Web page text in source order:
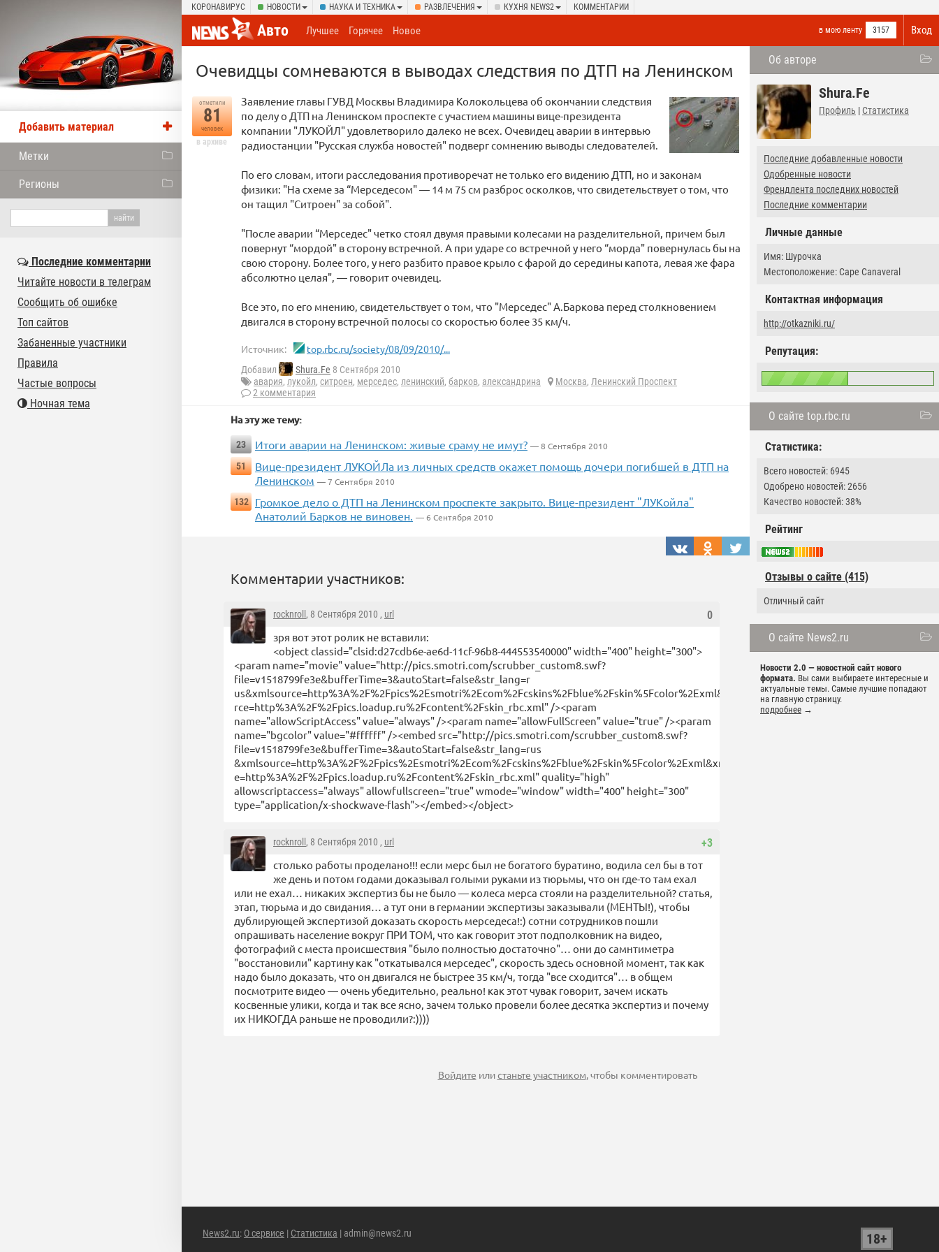
КОРОНАВИРУС НОВОСТИ НАУКА И ТЕХНИКА РАЗВЛЕЧЕНИЯ КУХНЯ NEWS2 КОММЕНТАРИИ
Вход
Авто в мою ленту 3157
Лучшее Горячее Новое
Об авторе
Shura.Fe
Профиль | Статистика
Последние добавленные новости
Одобренные новости
Френдлента последних новостей
Последние комментарии
Личные данные
Имя: Шурочка
Местоположение: Cape Canaveral
Контактная информация
http://otkazniki.ru/
Репутация:
О сайте top.rbc.ru
Статистика:
Всего новостей: 6945
Одобрено новостей: 2656
Качество новостей: 38%
Рейтинг
Отзывы о сайте (415)
Отличный сайт
О сайте News2.ru
Новости 2.0 — новостной сайт нового
формата. Вы сами выбираете интересные и
актуальные темы. Самые лучшие попадают
на главную страницу.
подробнее →
Очевидцы сомневаются в выводах следствия по ДТП на Ленинском
отметили
81
человек
в архиве
Заявление главы ГУВД Москвы Владимира Колокольцева об окончании следствия
по делу о ДТП на Ленинском проспекте с участием машины вице-президента
компании "ЛУКОЙЛ" удовлетворило далеко не всех. Очевидец аварии в интервью
радиостанции "Русская служба новостей" подверг сомнению выводы следователей.
По его словам, итоги расследования противоречат не только его видению ДТП, но и законам
физики: "На схеме за “Мерседесом" — 14 м 75 см разброс осколков, что свидетельствует о том, что
он тащил "Ситроен" за собой".
"После аварии “Мерседес" четко стоял двумя правыми колесами на разделительной, причем был
повернут “мордой" в сторону встречной. А при ударе со встречной у него “морда" повернулась бы на
свою сторону. Более того, у него разбито правое крыло с фарой до середины капота, левая же фара
абсолютно целая", — говорит очевидец.
Все это, по его мнению, свидетельствует о том, что "Мерседес" А.Баркова перед столкновением
двигался в сторону встречной полосы со скоростью более 35 км/ч.
Источник: top.rbc.ru/society/08/09/2010/...
Добавил Shura.Fe 8 Сентября 2010
авария, лукойл, ситроен, мерседес, ленинский, барков, александрина Москва, Ленинский Проспект
2 комментария
На эту же тему:
23 Итоги аварии на Ленинском: живые сраму не имут? — 8 Сентября 2010
51
Вице-президент ЛУКОЙЛа из личных средств окажет помощь дочери погибшей в ДТП на
Ленинском — 7 Сентября 2010
132
Громкое дело о ДТП на Ленинском проспекте закрыто. Вице-президент "ЛУКойла"
Анатолий Барков не виновен. — 6 Сентября 2010
Комментарии участников:
0
rocknroll , 8 Сентября 2010 , url
зря вот этот ролик не вставили:
<object classid="clsid:d27cdb6e-ae6d-11cf-96b8-444553540000" width="400" height="300">
<param name="movie" value="http://pics.smotri.com/scrubber_custom8.swf?
file=v1518799fe3e&bufferTime=3&autoStart=false&str_lang=r
us&xmlsource=http%3A%2F%2Fpics%2Esmotri%2Ecom%2Fcskins%2Fblue%2Fskin%5Fcolor%2Exml&xmldatasou
rce=http%3A%2F%2Fpics.loadup.ru%2Fcontent%2Fskin_rbc.xml" /><param
name="allowScriptAccess" value="always" /><param name="allowFullScreen" value="true" /><param
name="bgcolor" value="#ffffff" /><embed src="http://pics.smotri.com/scrubber_custom8.swf?
file=v1518799fe3e&bufferTime=3&autoStart=false&str_lang=rus
&xmlsource=http%3A%2F%2Fpics%2Esmotri%2Ecom%2Fcskins%2Fblue%2Fskin%5Fcolor%2Exml&xmldatasourc
e=http%3A%2F%2Fpics.loadup.ru%2Fcontent%2Fskin_rbc.xml" quality="high"
allowscriptaccess="always" allowfullscreen="true" wmode="window" width="400" height="300"
type="application/x-shockwave-flash"></embed></object>
+3
rocknroll , 8 Сентября 2010 , url
столько работы проделано!!! если мерс был не богатого буратино, водила сел бы в тот
же день и потом годами доказывал голыми руками из тюрьмы, что он где-то там ехал
или не ехал… никаких экспертиз бы не было — колеса мерса стояли на разделительной? статья,
этап, тюрьма и до свидания… а тут они в германии экспертизы заказывали (МЕНТЫ!), чтобы
дублирующей экспертизой доказать скорость мерседеса!:) сотни сотрудников пошли
опрашивать население вокруг ПРИ ТОМ, что как говорит этот подполковник на видео,
фотографий с места происшествия "было полностью достаточно"… они до самнтиметра
"восстановили" картину как "откатывался мерседес", скорость здесь основной момент, так как
надо было доказать, что он двигался не быстрее 35 км/ч, тогда "все сходится"… в общем
посмотрите видео — очень убедительно, реально! как этот чувак говорит, зачем искать
косвенные улики, когда и так все ясно, зачем только провели более десятка экспертиз и почему
их НИКОГДА раньше не проводили?:))))
Войдите илистаньте участником, чтобы комментировать
News2.ru: О сервисе | Статистика | admin@news2.ru 18+
Добавить материал
Метки
Регионы
Последние комментарии
Читайте новости в телеграм
Сообщить об ошибке
Топ сайтов
Забаненные участники
Правила
Частые вопросы
Ночная тема